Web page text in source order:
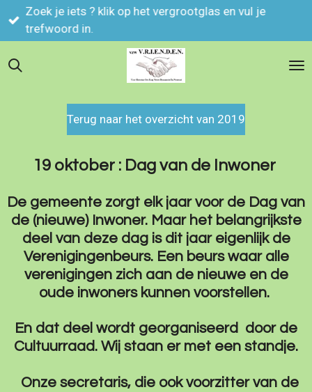
Ga
direct
de
Zoek je iets ? klik op het vergrootglas en vul je
trefwoord in.
Terug naar het overzicht van 2019
19 oktober : Dag van de Inwoner
De gemeente zorgt elk jaar voor de Dag van
de (nieuwe) Inwoner. Maar het belangrijkste
deel van deze dag is dit jaar eigenlijk de
Verenigingenbeurs. Een beurs waar alle
verenigingen zich aan de nieuwe en de
oude inwoners kunnen voorstellen.
En dat deel wordt georganiseerd door de
Cultuurraad. Wij staan er met een standje.
Onze secretaris, die ook voorzitter van de